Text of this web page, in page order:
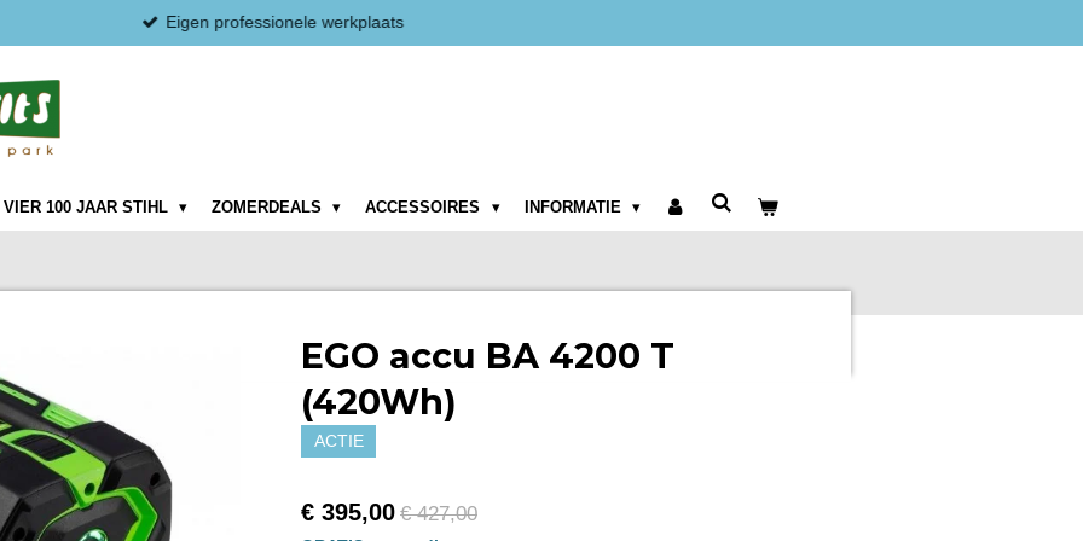
Eigen professionele werkplaats
VIER 100 JAAR STIHL ZOMERDEALS ACCESSOIRES INFORMATIE
EGO accu BA 4200 T
(420Wh)
ACTIE
€ 395,00 € 427,00